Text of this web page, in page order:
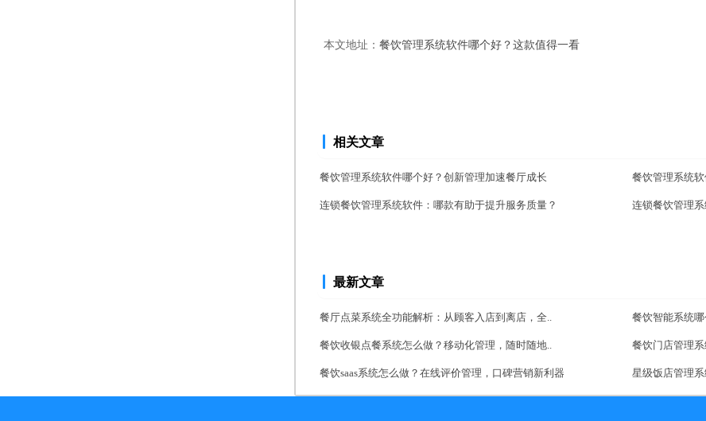
本文地址： 餐饮管理系统软件哪个好？这款值得一看
相关文章
餐饮管理系统软件哪个好？创新管理加速餐厅成长 餐饮管理系统
连锁餐饮管理系统软件：哪款有助于提升服务质量？ 连锁餐饮管理
最新文章
餐厅点菜系统全功能解析：从顾客入店到离店，全.. 餐饮智能系统
餐饮收银点餐系统怎么做？移动化管理，随时随地.. 餐饮门店管理
餐饮saas系统怎么做？在线评价管理，口碑营销新利器 星级饭店管理